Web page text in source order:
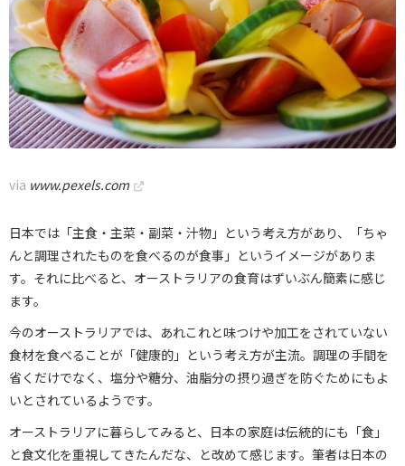
via www.pexels.com
日本では「主食・主菜・副菜・汁物」という考え方があり、「ちゃ
んと調理されたものを食べるのが食事」というイメージがありま
す。それに比べると、オーストラリアの食育はずいぶん簡素に感じ
ます。
今のオーストラリアでは、あれこれと味つけや加工をされていない
食材を食べることが「健康的」という考え方が主流。調理の手間を
省くだけでなく、塩分や糖分、油脂分の摂り過ぎを防ぐためにもよ
いとされているようです。
オーストラリアに暮らしてみると、日本の家庭は伝統的にも「食」
と食文化を重視してきたんだな、と改めて感じます。筆者は日本の